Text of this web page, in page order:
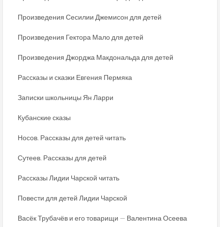
Произведения Сесилии Джемисон для детей
Произведения Гектора Мало для детей
Произведения Джорджа Макдональда для детей
Рассказы и сказки Евгения Пермяка
Записки школьницы Ян Ларри
Кубанские сказы
Носов. Рассказы для детей читать
Сутеев. Рассказы для детей
Рассказы Лидии Чарской читать
Повести для детей Лидии Чарской
Васёк Трубачёв и его товарищи — Валентина Осеева